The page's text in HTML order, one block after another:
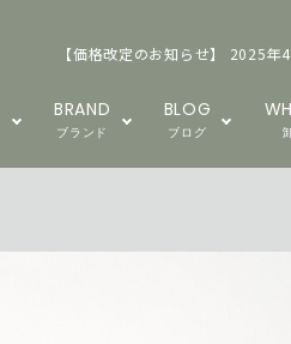
【価格改定のお知らせ】 2025
BRAND
ブランド
BLOG
ブログ